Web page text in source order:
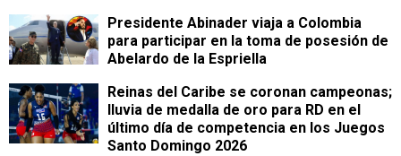
Presidente Abinader viaja a Colombia
para participar en la toma de posesión de
Abelardo de la Espriella
Reinas del Caribe se coronan campeonas;
lluvia de medalla de oro para RD en el
último día de competencia en los Juegos
Santo Domingo 2026